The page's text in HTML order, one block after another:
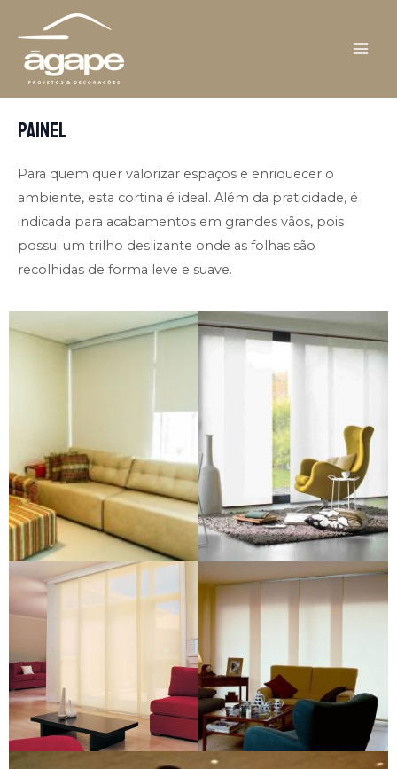
para
conteúdo
PAINEL
Para quem quer valorizar espaços e enriquecer o
ambiente, esta cortina é ideal. Além da praticidade, é
indicada para acabamentos em grandes vãos, pois
possui um trilho deslizante onde as folhas são
recolhidas de forma leve e suave.